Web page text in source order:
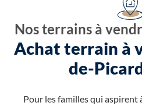
Nos terrains à
Achat terrain à
de-
Pour les familles qui aspirent